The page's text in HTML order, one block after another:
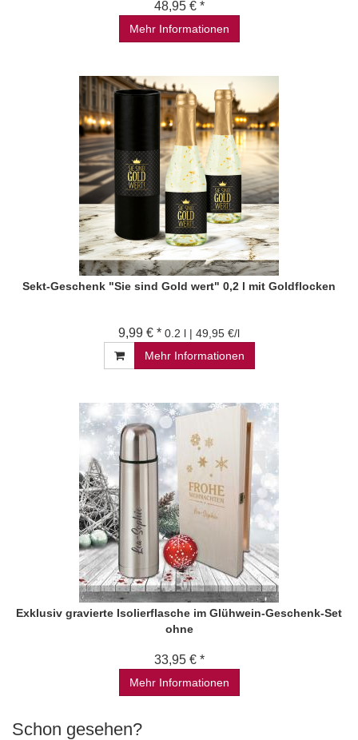
48,95 € *
Mehr Informationen
Sekt-Geschenk "Sie sind Gold wert" 0,2 l mit Goldflocken
9,99 € * 0.2 l | 49,95 €/l
Mehr Informationen
Exklusiv gravierte Isolierflasche im Glühwein-Geschenk-Set
ohne
33,95 € *
Mehr Informationen
Schon gesehen?